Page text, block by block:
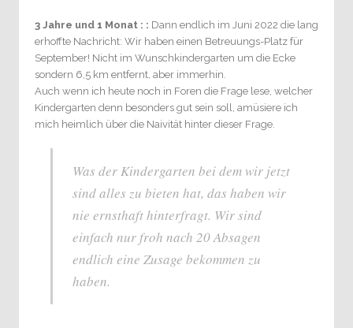
3 Jahre und 1 Monat : : Dann endlich im Juni 2022 die lang
erhoffte Nachricht: Wir haben einen Betreuungs-Platz für
September! Nicht im Wunschkindergarten um die Ecke
sondern 6,5 km entfernt, aber immerhin.
Auch wenn ich heute noch in Foren die Frage lese, welcher
Kindergarten denn besonders gut sein soll, amüsiere ich
mich heimlich über die Naivität hinter dieser Frage.
Was der Kindergarten bei dem wir jetzt
sind alles zu bieten hat, das haben wir
nie ernsthaft hinterfragt. Wir sind
einfach nur froh nach 20 Absagen
endlich eine Zusage bekommen zu
haben.